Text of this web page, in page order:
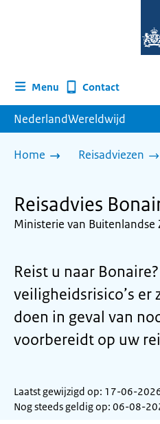
Menu Contact
NederlandWereldwijd
Home Reisadviezen
Reisadvies
Ministerie van Buitenlandse
Reist u naar
veiligheidsrisico’s er
doen in geval van
voorbereidt op uw
Laatst gewijzigd op: 17-06-
Nog steeds geldig op: 06-08-